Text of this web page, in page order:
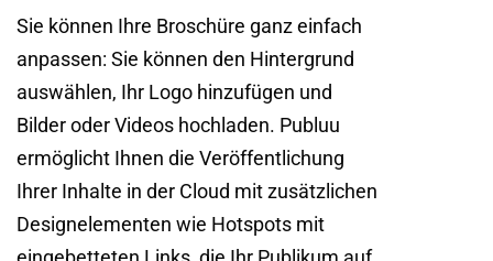
Sie können Ihre Broschüre ganz einfach
anpassen: Sie können den Hintergrund
auswählen, Ihr Logo hinzufügen und
Bilder oder Videos hochladen. Publuu
ermöglicht Ihnen die Veröffentlichung
Ihrer Inhalte in der Cloud mit zusätzlichen
Designelementen wie Hotspots mit